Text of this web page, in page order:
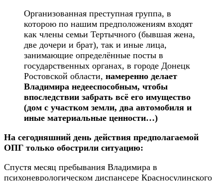
Организованная преступная группа, в
которою по нашим предположениям входят
как члены семьи Тертычного (бывшая жена,
две дочери и брат), так и иные лица,
занимающие определённые посты в
государственных органах, в городе Донецк
Ростовской области, намеренно делает
Владимира недееспособным, чтобы
впоследствии забрать всё его имущество
(дом с участком земли, два автомобиля и
иные материальные ценности…)
На сегодняшний день действия предполагаемой
ОПГ только обострили ситуацию:
Спустя месяц пребывания Владимира в
психоневрологическом диспансере Красносулинского